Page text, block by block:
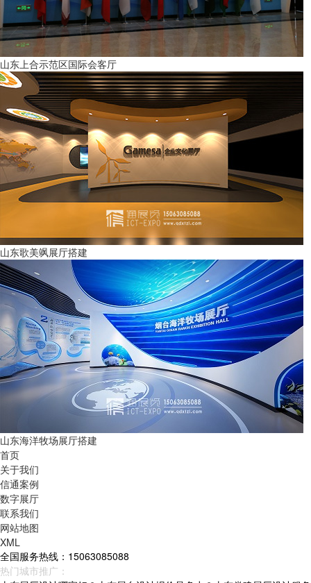
山东上合示范区国际会客厅
山东歌美飒展厅搭建
山东海洋牧场展厅搭建
首页
关于我们
信通案例
数字展厅
联系我们
网站地图
XML
全国服务热线：15063085088
热门城市推广：